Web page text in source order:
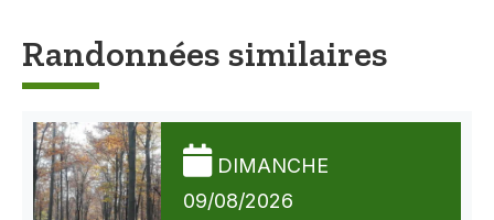
Randonnées similaires
DIMANCHE
09/08/2026